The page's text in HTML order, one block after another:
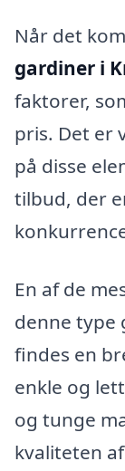
Når det
gardiner i
faktorer,
pris. Det er
på disse
tilbud, der
En af de
denne type
findes en
enkle og
og tunge
kvaliteten